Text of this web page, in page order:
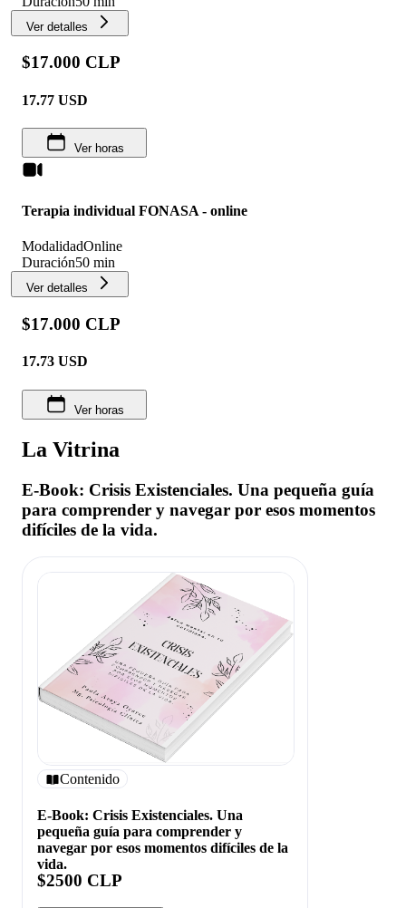
Ver detalles
$17.000 CLP
17.77 USD
Ver horas
Terapia individual FONASA - online
ModalidadOnline
Duración50 min
Ver detalles
$17.000 CLP
17.73 USD
Ver horas
La Vitrina
E-Book: Crisis Existenciales. Una pequeña guía
para comprender y navegar por esos momentos
difíciles de la vida.
Contenido
E-Book: Crisis Existenciales. Una
pequeña guía para comprender y
navegar por esos momentos difíciles de la
vida.
$2500 CLP